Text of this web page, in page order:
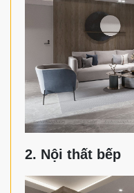
2. Nội thất bếp